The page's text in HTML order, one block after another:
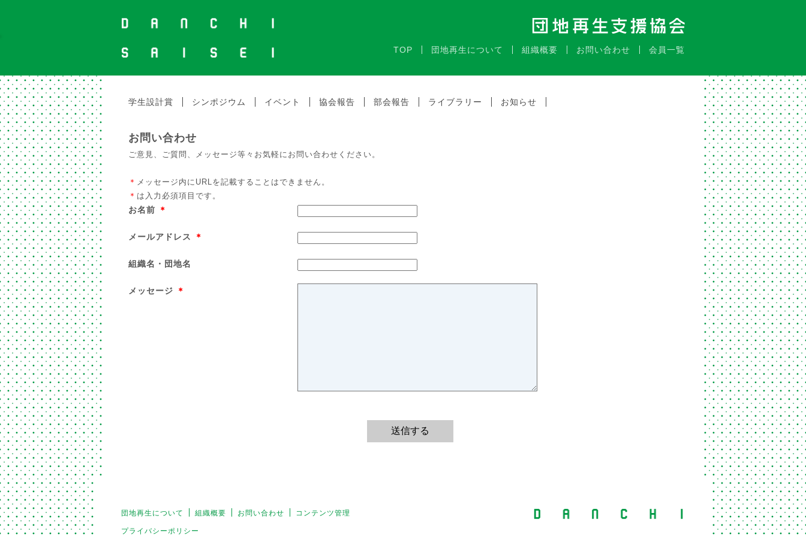
TOP 団地再生について 組織概要 お問い合わせ 会員一覧
学生設計賞 シンポジウム イベント 協会報告 部会報告 ライブラリー お知らせ
お問い合わせ
ご意見、ご質問、メッセージ等々お気軽にお問い合わせください。
＊ メッセージ内にURLを記載することはできません。
＊ は入力必須項目です。
お名前 ＊
メールアドレス ＊
組織名・団地名
メッセージ ＊
団地再生について 組織概要 お問い合わせ コンテンツ管理
プライバシーポリシー